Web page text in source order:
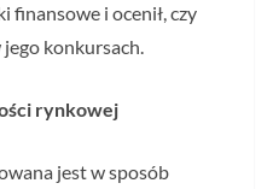
finansowe i ocenił, czy
jego konkursach.
rynkowej
jest w sposób